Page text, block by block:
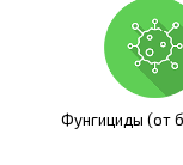
Фунгициды (от